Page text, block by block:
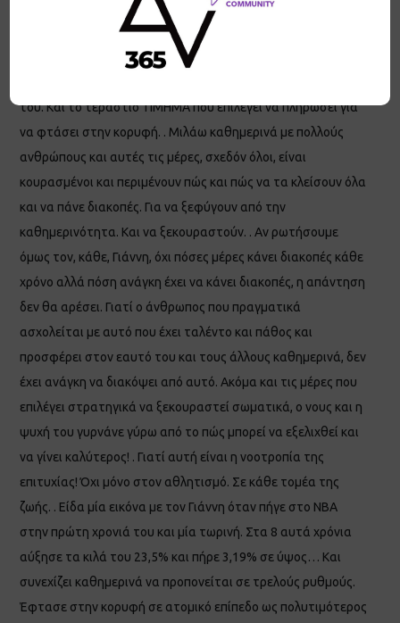
θα ήθελαν να είναι στη θέση τους και να ζουν όλες αυτές τις
μαγικές στιγμές και επιτυχίες. . Αυτό που επιλέγουμε να
παραλείπουμε όμως είναι η τεράστια καθημερινή
του. Και το τεράστιο ΤΙΜΗΜΑ που επιλέγει να πληρώσει για
να φτάσει στην κορυφή. . Μιλάω καθημερινά με πολλούς
ανθρώπους και αυτές τις μέρες, σχεδόν όλοι, είναι
κουρασμένοι και περιμένουν πώς και πώς να τα κλείσουν όλα
και να πάνε διακοπές. Για να ξεφύγουν από την
καθημερινότητα. Και να ξεκουραστούν. . Αν ρωτήσουμε
όμως τον, κάθε, Γιάννη, όχι πόσες μέρες κάνει διακοπές κάθε
χρόνο αλλά πόση ανάγκη έχει να κάνει διακοπές, η απάντηση
δεν θα αρέσει. Γιατί ο άνθρωπος που πραγματικά
ασχολείται με αυτό που έχει ταλέντο και πάθος και
προσφέρει στον εαυτό του και τους άλλους καθημερινά, δεν
έχει ανάγκη να διακόψει από αυτό. Ακόμα και τις μέρες που
επιλέγει στρατηγικά να ξεκουραστεί σωματικά, ο νους και η
ψυχή του γυρνάνε γύρω από το πώς μπορεί να εξελιχθεί και
να γίνει καλύτερος! . Γιατί αυτή είναι η νοοτροπία της
επιτυχίας! Όχι μόνο στον αθλητισμό. Σε κάθε τομέα της
ζωής. . Είδα μία εικόνα με τον Γιάννη όταν πήγε στο NBA
στην πρώτη χρονιά του και μία τωρινή. Στα 8 αυτά χρόνια
αύξησε τα κιλά του 23,5% και πήρε 3,19% σε ύψος… Και
συνεχίζει καθημερινά να προπονείται σε τρελούς ρυθμούς.
Έφτασε στην κορυφή σε ατομικό επίπεδο ως πολυτιμότερος